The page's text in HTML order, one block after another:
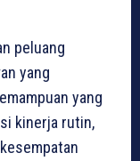
peluang
yang
yang
kinerja rutin,